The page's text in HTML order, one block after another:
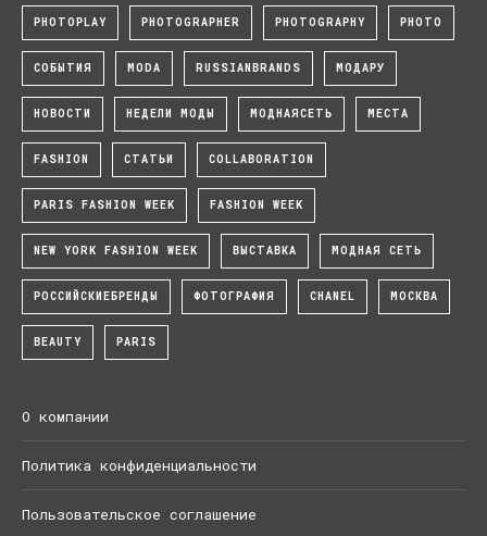
PHOTOPLAY PHOTOGRAPHER PHOTOGRAPHY PHOTO
СОБЫТИЯ MODA RUSSIANBRANDS МОДАРУ
НОВОСТИ НЕДЕЛИ МОДЫ МОДНАЯСЕТЬ МЕСТА
FASHION СТАТЬИ COLLABORATION
PARIS FASHION WEEK FASHION WEEK
NEW YORK FASHION WEEK ВЫСТАВКА МОДНАЯ СЕТЬ
РОССИЙСКИЕБРЕНДЫ ФОТОГРАФИЯ CHANEL МОСКВА
BEAUTY PARIS
О компании
Политика конфиденциальности
Пользовательское соглашение